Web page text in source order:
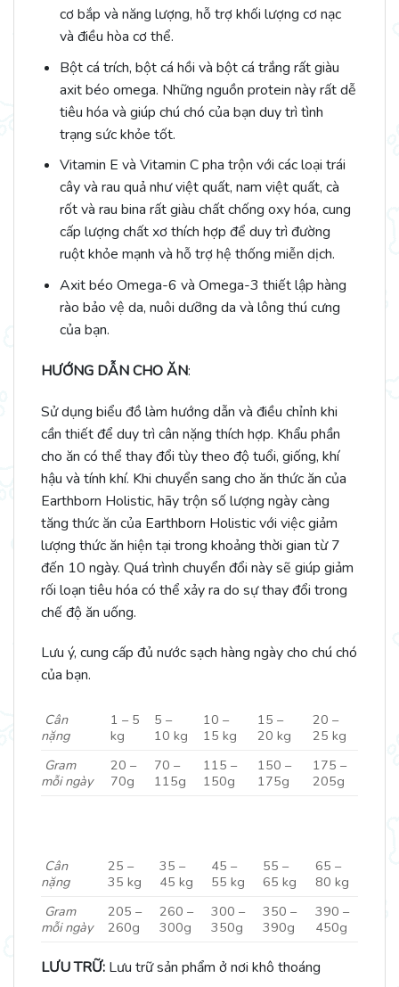
cơ bắp và năng lượng, hỗ trợ khối lượng cơ nạc
và điều hòa cơ thể.
Bột cá trích, bột cá hồi và bột cá trắng rất giàu
axit béo omega. Những nguồn protein này rất dễ
tiêu hóa và giúp chú chó của bạn duy trì tình
trạng sức khỏe tốt.
Vitamin E và Vitamin C pha trộn với các loại trái
cây và rau quả như việt quất, nam việt quất, cà
rốt và rau bina rất giàu chất chống oxy hóa, cung
cấp lượng chất xơ thích hợp để duy trì đường
ruột khỏe mạnh và hỗ trợ hệ thống miễn dịch.
Axit béo Omega-6 và Omega-3 thiết lập hàng
rào bảo vệ da, nuôi dưỡng da và lông thú cưng
của bạn.
HƯỚNG DẪN CHO ĂN:
Sử dụng biểu đồ làm hướng dẫn và điều chỉnh khi
cần thiết để duy trì cân nặng thích hợp. Khẩu phần
cho ăn có thể thay đổi tùy theo độ tuổi, giống, khí
hậu và tính khí. Khi chuyển sang cho ăn thức ăn của
Earthborn Holistic, hãy trộn số lượng ngày càng
tăng thức ăn của Earthborn Holistic với việc giảm
lượng thức ăn hiện tại trong khoảng thời gian từ 7
đến 10 ngày. Quá trình chuyển đổi này sẽ giúp giảm
rối loạn tiêu hóa có thể xảy ra do sự thay đổi trong
chế độ ăn uống.
Lưu ý, cung cấp đủ nước sạch hàng ngày cho chú chó
của bạn.
Cân
nặng
1 – 5
kg
5 –
10 kg
10 –
15 kg
15 –
20 kg
20 –
25 kg
Gram
mỗi ngày
20 –
70g
70 –
115g
115 –
150g
150 –
175g
175 –
205g
Cân
nặng
25 –
35 kg
35 –
45 kg
45 –
55 kg
55 –
65 kg
65 –
80 kg
Gram
mỗi ngày
205 –
260g
260 –
300g
300 –
350g
350 –
390g
390 –
450g
LƯU TRỮ: Lưu trữ sản phẩm ở nơi khô thoáng